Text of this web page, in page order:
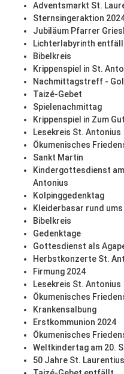
Adventsmarkt St.
Sternsingeraktion
Jubiläum Pfarrer
Lichterlabyrinth
Bibelkreis
Krippenspiel in St.
Nachmittagstreff -
Taizé-Gebet
Spielenachmittag
Krippenspiel in Zum
Lesekreis St. Antonius
Ökumenisches
Sankt Martin
Kindergottesdienst am
Antonius
Kolpinggedenktag
Kleiderbasar rund
Bibelkreis
Gedenktage
Gottesdienst als
Herbstkonzerte St.
Firmung 2024
Lesekreis St. Antonius
Ökumenisches
Krankensalbung
Erstkommunion 2024
Ökumenisches
Weltkindertag am 20.
50 Jahre St. Laurentius